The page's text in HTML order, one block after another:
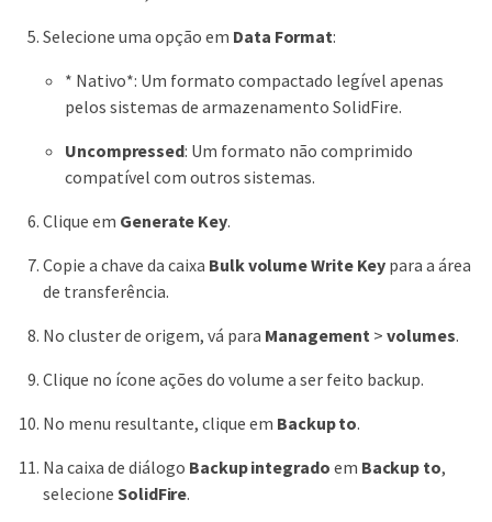
Selecione uma opção em Data Format:
* Nativo*: Um formato compactado legível apenas
pelos sistemas de armazenamento SolidFire.
Uncompressed: Um formato não comprimido
compatível com outros sistemas.
Clique em Generate Key.
Copie a chave da caixa Bulk volume Write Key para a área
de transferência.
No cluster de origem, vá para Management >volumes.
Clique no ícone ações do volume a ser feito backup.
No menu resultante, clique em Backup to.
Na caixa de diálogo Backup integrado em Backup to,
selecione SolidFire.